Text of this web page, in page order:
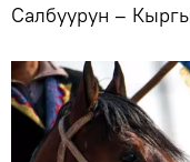
Салбуурун –